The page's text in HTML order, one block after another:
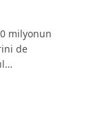
milyonun
de